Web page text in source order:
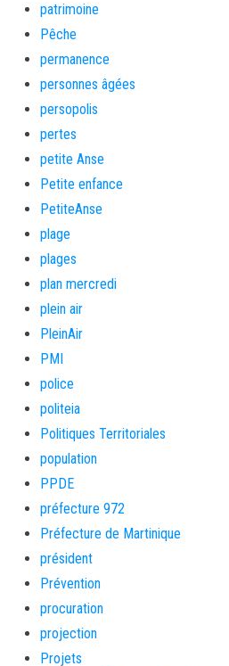
patrimoine
Pêche
permanence
personnes âgées
persopolis
pertes
petite Anse
Petite enfance
PetiteAnse
plage
plages
plan mercredi
plein air
PleinAir
PMI
police
politeia
Politiques Territoriales
population
PPDE
préfecture 972
Préfecture de Martinique
président
Prévention
procuration
projection
Projets